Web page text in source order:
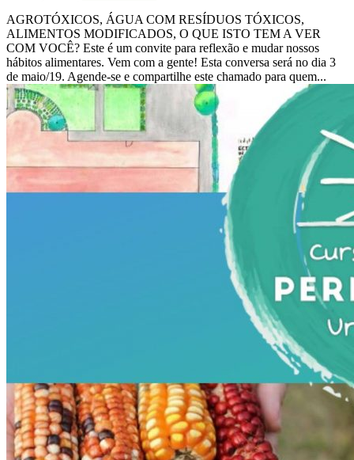
AGROTÓXICOS, ÁGUA COM RESÍDUOS TÓXICOS,
ALIMENTOS MODIFICADOS, O QUE ISTO TEM A VER
COM VOCÊ? Este é um convite para reflexão e mudar nossos
hábitos alimentares. Vem com a gente! Esta conversa será no dia 3
de maio/19. Agende-se e compartilhe este chamado para quem...